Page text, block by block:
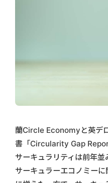
蘭Circle Economyと英デ
書「Circularity Gap
サーキュラリティは前年
サーキュラーエコノミー